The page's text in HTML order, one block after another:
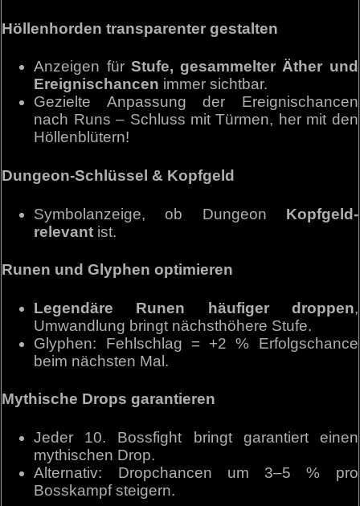
Höllenhorden transparenter gestalten
Anzeigen für Stufe, gesammelter Äther und
Ereignischancen immer sichtbar.
Gezielte Anpassung der Ereignischancen
nach Runs – Schluss mit Türmen, her mit den
Höllenblütern!
Dungeon-Schlüssel & Kopfgeld
Symbolanzeige, ob Dungeon Kopfgeld-
relevant ist.
Runen und Glyphen optimieren
Legendäre Runen häufiger droppen,
Umwandlung bringt nächsthöhere Stufe.
Glyphen: Fehlschlag = +2 % Erfolgschance
beim nächsten Mal.
Mythische Drops garantieren
Jeder 10. Bossfight bringt garantiert einen
mythischen Drop.
Alternativ: Dropchancen um 3–5 % pro
Bosskampf steigern.